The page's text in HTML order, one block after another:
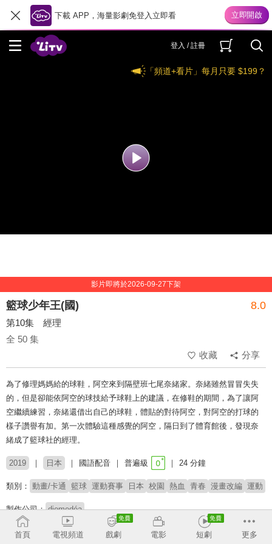
下載 APP，海量影劇免登入立即看
登入 / 註冊
「頻道+看片」每月只要 $199？
影片即將於2026-09-27下架
籃球少年王(國) 8.0
第10集 經理
全 50 集
收藏
分享
為了修理媽媽給的球鞋，阿空來到隔壁班七尾奈緒家。奈緒雖然冒冒失失
的，但是卻能依阿空的球技給予球鞋上的建議，在修鞋的期間，為了讓阿
空繼續練習，奈緒還借出自己的球鞋，體貼的對待阿空，對阿空的打球的
樣子讚譽有加。第一次體驗這種感覺的阿空，隔日到了體育館後，發現奈
緒成了籃球社的經理。
2019 日本 國語配音 普遍級 24 分鐘
類別： 動畫/卡通 籃球 運動賽事 日本 校園 熱血 青春 漫畫改編 運動
製作公司： diomedéa
導演： 草川啓造 玉木慎吾
首頁 電視頻道 戲劇 電影 短劇 更多